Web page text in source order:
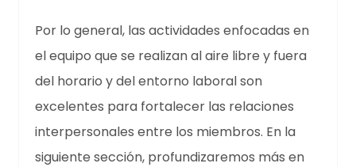
Por lo general, las actividades enfocadas en
el equipo que se realizan al aire libre y fuera
del horario y del entorno laboral son
excelentes para fortalecer las relaciones
interpersonales entre los miembros. En la
siguiente sección, profundizaremos más en